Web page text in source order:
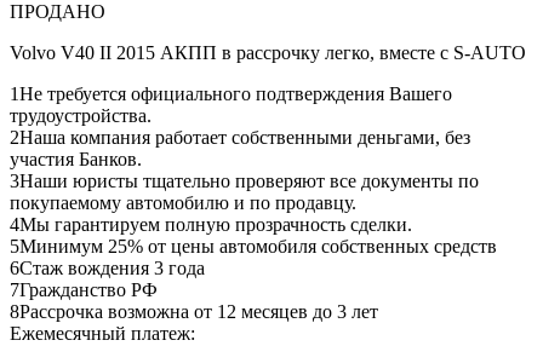
ПРОДАНО
Volvo V40 II 2015 АКПП в рассрочку легко, вместе с S-AUTO
1Не требуется официального подтверждения Вашего
трудоустройства.
2Наша компания работает собственными деньгами, без
участия Банков.
3Наши юристы тщательно проверяют все документы по
покупаемому автомобилю и по продавцу.
4Мы гарантируем полную прозрачность сделки.
5Минимум 25% от цены автомобиля собственных средств
6Стаж вождения 3 года
7Гражданство РФ
8Рассрочка возможна от 12 месяцев до 3 лет
Ежемесячный платеж: